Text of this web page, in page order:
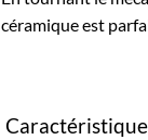
céramique est